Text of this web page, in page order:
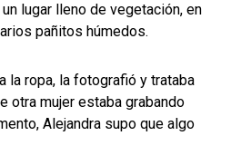
lugar lleno de vegetación, en
pañitos húmedos.
la ropa, la fotografió y trataba
otra mujer estaba grabando
Alejandra supo que algo